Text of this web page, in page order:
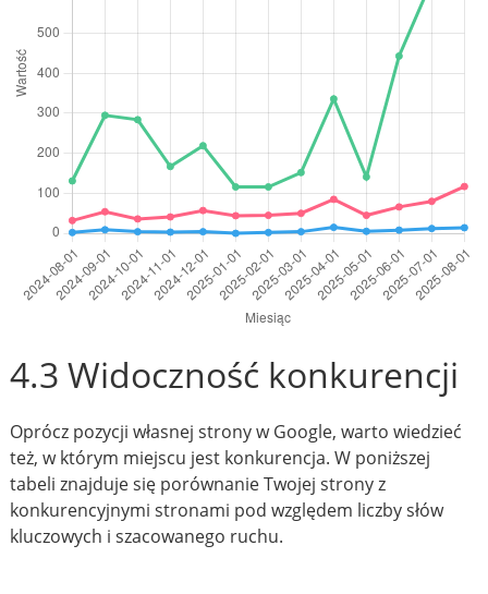
4.3 Widoczność konkurencji
Oprócz pozycji własnej strony w Google, warto wiedzieć
też, w którym miejscu jest konkurencja. W poniższej
tabeli znajduje się porównanie Twojej strony z
konkurencyjnymi stronami pod względem liczby słów
kluczowych i szacowanego ruchu.